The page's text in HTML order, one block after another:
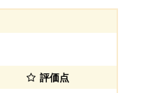
評価点